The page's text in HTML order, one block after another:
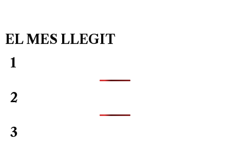
EL MES LLEGIT
1
2
3